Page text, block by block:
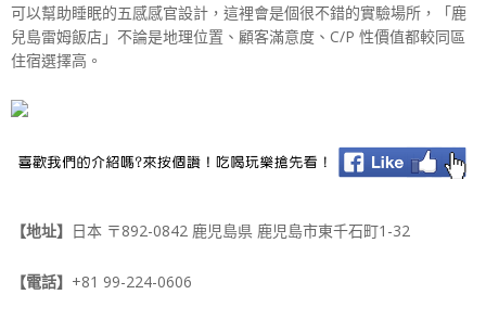
可以幫助睡眠的五感感官設計，這裡會是個很不錯的實驗場所，「鹿
兒島雷姆飯店」不論是地理位置、顧客滿意度、C/P 性價值都較同區
住宿選擇高。
【地址】 日本 〒892-0842 鹿児島県 鹿児島市東千石町1-32
【電話】 +81 99-224-0606